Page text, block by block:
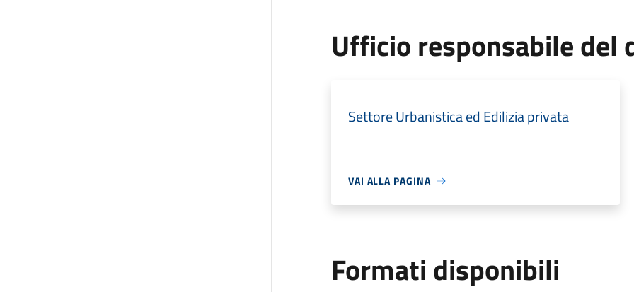
Ufficio responsabile del
Settore Urbanistica ed Edilizia privata
VAI ALLA PAGINA
Formati disponibili